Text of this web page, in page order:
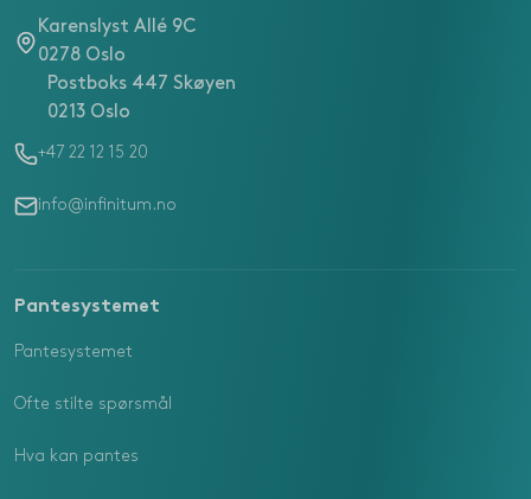
Karenslyst Allé 9C
0278 Oslo
Postboks 447 Skøyen
0213 Oslo
+47 22 12 15 20
info@infinitum.no
Pantesystemet
Pantesystemet
Ofte stilte spørsmål
Hva kan pantes